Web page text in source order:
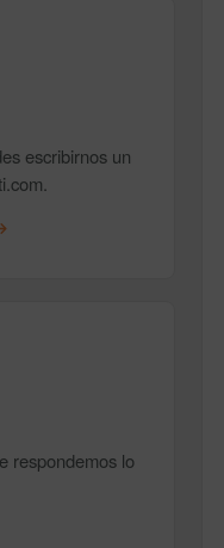
escribirnos un
respondemos lo